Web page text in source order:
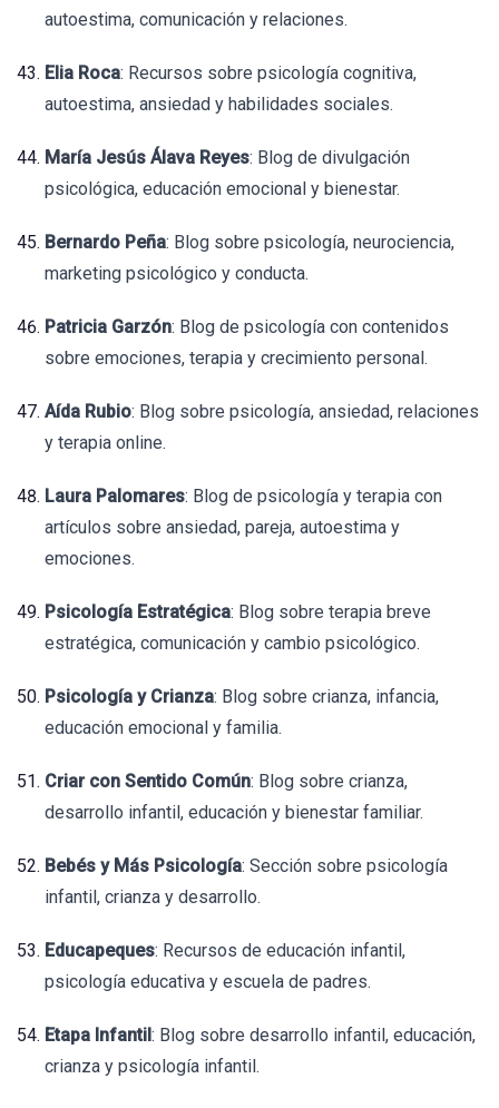
autoestima, comunicación y relaciones.
Elia Roca: Recursos sobre psicología cognitiva,
autoestima, ansiedad y habilidades sociales.
María Jesús Álava Reyes: Blog de divulgación
psicológica, educación emocional y bienestar.
Bernardo Peña: Blog sobre psicología, neurociencia,
marketing psicológico y conducta.
Patricia Garzón: Blog de psicología con contenidos
sobre emociones, terapia y crecimiento personal.
Aída Rubio: Blog sobre psicología, ansiedad, relaciones
y terapia online.
Laura Palomares: Blog de psicología y terapia con
artículos sobre ansiedad, pareja, autoestima y
emociones.
Psicología Estratégica: Blog sobre terapia breve
estratégica, comunicación y cambio psicológico.
Psicología y Crianza: Blog sobre crianza, infancia,
educación emocional y familia.
Criar con Sentido Común: Blog sobre crianza,
desarrollo infantil, educación y bienestar familiar.
Bebés y Más Psicología: Sección sobre psicología
infantil, crianza y desarrollo.
Educapeques: Recursos de educación infantil,
psicología educativa y escuela de padres.
Etapa Infantil: Blog sobre desarrollo infantil, educación,
crianza y psicología infantil.